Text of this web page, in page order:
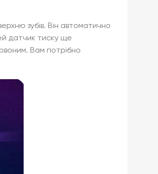
зубів. Він автоматично
датчик тиску ще
Вам потрібно